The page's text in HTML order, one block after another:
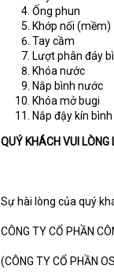
Ống phun
Khớp nối (mềm)
Tay cầm
Lượt phân đáy
Khóa nước
Nắp bình nước
Khóa mở bugi
Nắp đậy kín
QUÝ KHÁCH VUI
Sự hài lòng của quý
CÔNG TY CỔ PHẦN
(CÔNG TY CỔ PHẦN